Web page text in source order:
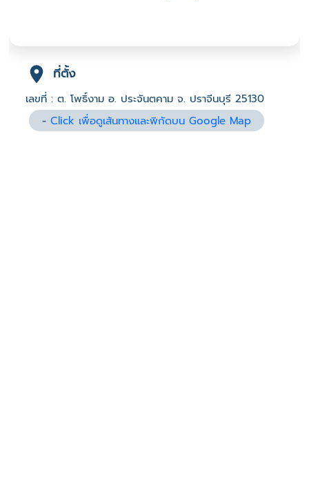
ที่ตั้ง
เลขที่ : ต. โพธิ์งาม อ. ประจันตคาม จ. ปราจีนบุรี 25130
-Click เพื่อดูเส้นทางและพิกัดบน Google Map